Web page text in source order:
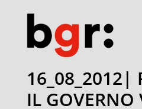
16_08_2012|
IL GOVERNO